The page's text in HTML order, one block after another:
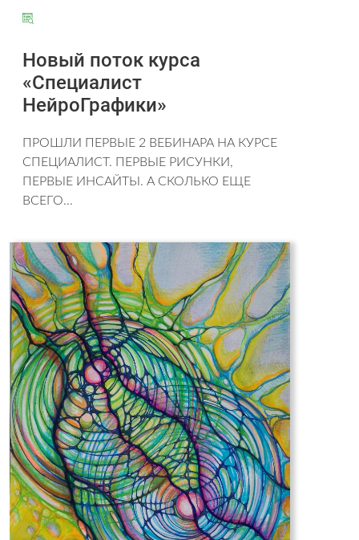
Новый поток курса
«Специалист
НейроГрафики»
ПРОШЛИ ПЕРВЫЕ 2 ВЕБИНАРА НА КУРСЕ
СПЕЦИАЛИСТ. ПЕРВЫЕ РИСУНКИ,
ПЕРВЫЕ ИНСАЙТЫ. А СКОЛЬКО ЕЩЕ
ВСЕГО...